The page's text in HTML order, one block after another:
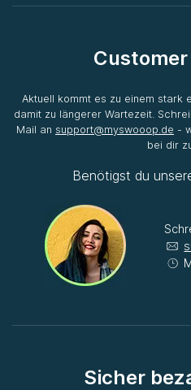
Aktuell kommt es zu einem stark
damit zu längerer Wartezeit.
Mail an support@myswooop.de -
bei dir
Benötigst du
Sicher